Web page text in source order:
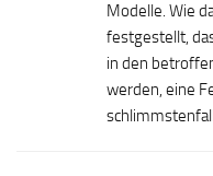
Modelle. Wie
festgestellt,
in den
werden, eine